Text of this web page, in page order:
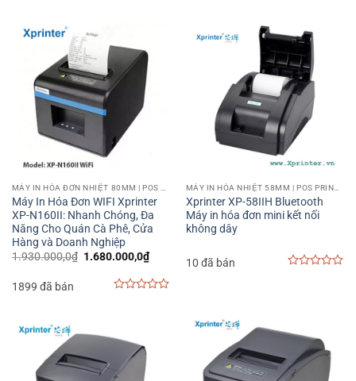
MÁY IN HÓA ĐƠN NHIỆT 80MM | POS PRINTER 80MM
Máy In Hóa Đơn WIFI Xprinter
XP-N160II: Nhanh Chóng, Đa
Năng Cho Quán Cà Phê, Cửa
Hàng và Doanh Nghiệp
1.930.000,0₫ Giá
1.930.000,0₫.
1.680.000,0₫Giá
hiện
tại
là:
1899 đã bán
MÁY IN HÓA NHIỆT 58MM | POS PRINTER 58MM
Xprinter XP-58IIH Bluetooth
Máy in hóa đơn mini kết nối
không dây
10 đã bán